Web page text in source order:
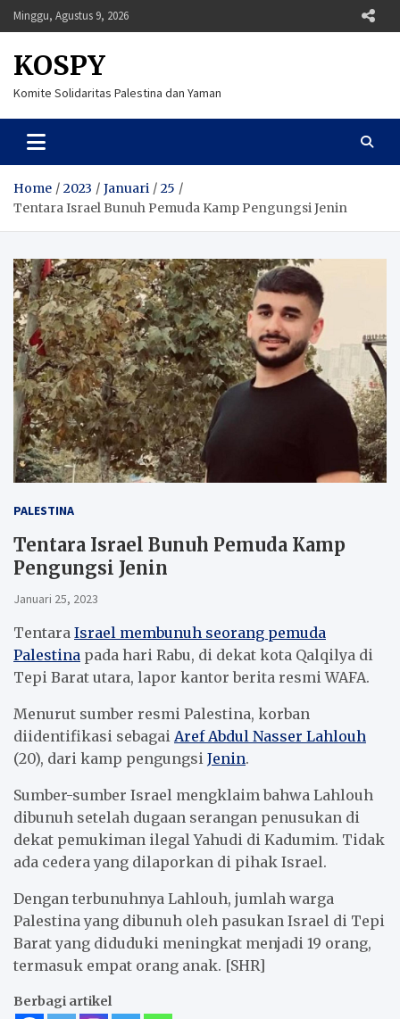
Skip
to
Minggu, Agustus 9, 2026
KOSPY
Komite Solidaritas Palestina dan Yaman
Home 2023 Januari
25
Tentara Israel Bunuh Pemuda Kamp Pengungsi Jenin
PALESTINA
Tentara Israel Bunuh Pemuda Kamp
Pengungsi Jenin
Januari 25, 2023
Tentara Israel membunuh seorang pemuda
Palestina pada hari Rabu, di dekat kota Qalqilya di
Tepi Barat utara, lapor kantor berita resmi WAFA.
Menurut sumber resmi Palestina, korban
diidentifikasi sebagai Aref Abdul Nasser Lahlouh
(20), dari kamp pengungsi Jenin.
Sumber-sumber Israel mengklaim bahwa Lahlouh
dibunuh setelah dugaan serangan penusukan di
dekat pemukiman ilegal Yahudi di Kadumim. Tidak
ada cedera yang dilaporkan di pihak Israel.
Dengan terbunuhnya Lahlouh, jumlah warga
Palestina yang dibunuh oleh pasukan Israel di Tepi
Barat yang diduduki meningkat menjadi 19 orang,
termasuk empat orang anak. [SHR]
Berbagi artikel